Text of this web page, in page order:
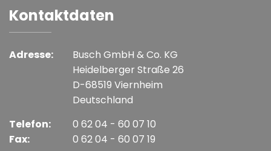
Kontaktdaten
Adresse:
Busch GmbH & Co. KG
Heidelberger Straße 26
D-68519 Viernheim
Deutschland
Telefon:
Fax:
0 62 04 - 60 07 10
0 62 04 - 60 07 19